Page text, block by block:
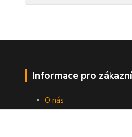
Informace pro
O nás
Jak nakupovat